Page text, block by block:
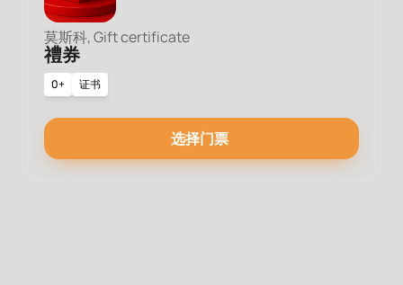
莫斯科, Gift certificate
禮券
0+ 证书
选择门票